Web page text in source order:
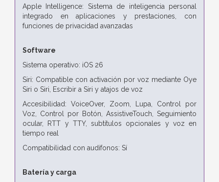
Apple Intelligence: Sistema de inteligencia personal
integrado en aplicaciones y prestaciones, con
funciones de privacidad avanzadas
Software
Sistema operativo: iOS 26
Siri: Compatible con activación por voz mediante Oye
Siri o Siri, Escribir a Siri y atajos de voz
Accesibilidad: VoiceOver, Zoom, Lupa, Control por
Voz, Control por Botón, AssistiveTouch, Seguimiento
ocular, RTT y TTY, subtítulos opcionales y voz en
tiempo real
Compatibilidad con audífonos: Sí
Batería y carga